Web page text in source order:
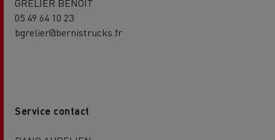
GRELIER BENOIT
05 49 64 10 23
bgrelier@bernistrucks.fr
Service contact